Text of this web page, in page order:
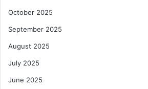
October 2025
September 2025
August 2025
July 2025
June 2025